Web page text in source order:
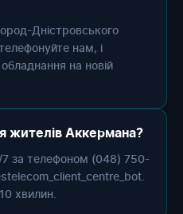
Дністровського
нам, і
на новій
жителів Аккермана?
за телефоном (048) 750-
хвилин.